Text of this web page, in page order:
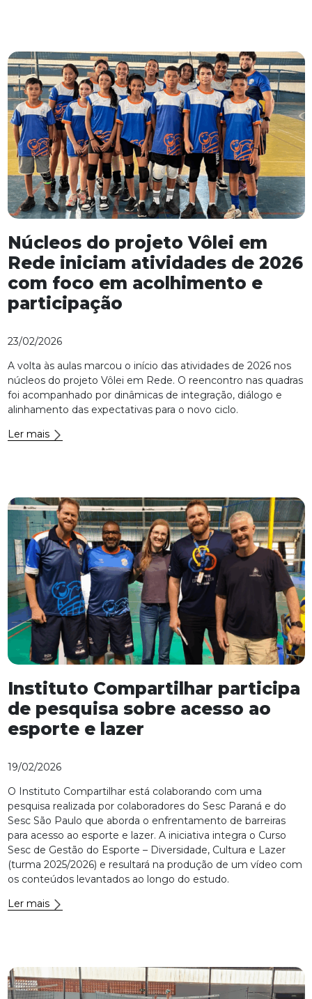
Núcleos do projeto Vôlei em
Rede iniciam atividades de 2026
com foco em acolhimento e
participação
23/02/2026
A volta às aulas marcou o início das atividades de 2026 nos
núcleos do projeto Vôlei em Rede. O reencontro nas quadras
foi acompanhado por dinâmicas de integração, diálogo e
alinhamento das expectativas para o novo ciclo.
Ler mais
Instituto Compartilhar participa
de pesquisa sobre acesso ao
esporte e lazer
19/02/2026
O Instituto Compartilhar está colaborando com uma
pesquisa realizada por colaboradores do Sesc Paraná e do
Sesc São Paulo que aborda o enfrentamento de barreiras
para acesso ao esporte e lazer. A iniciativa integra o Curso
Sesc de Gestão do Esporte – Diversidade, Cultura e Lazer
(turma 2025/2026) e resultará na produção de um vídeo com
os conteúdos levantados ao longo do estudo.
Ler mais